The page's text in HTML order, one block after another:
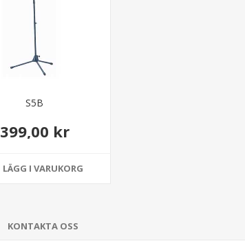
S5B
399,00 kr
LÄGG I VARUKORG
KONTAKTA OSS